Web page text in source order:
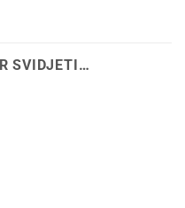
SVIDJETI…